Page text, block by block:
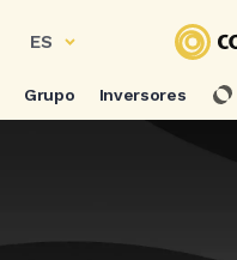
ES
Grupo Inversores